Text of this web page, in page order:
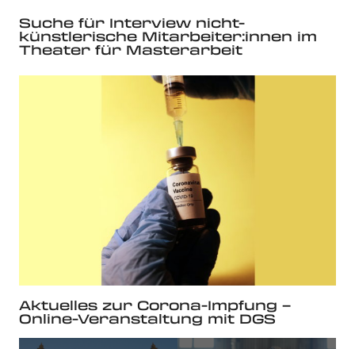
Suche für Interview nicht-
künstlerische Mitarbeiter:innen im
Theater für Masterarbeit
Aktuelles zur Corona-Impfung –
Online-Veranstaltung mit DGS